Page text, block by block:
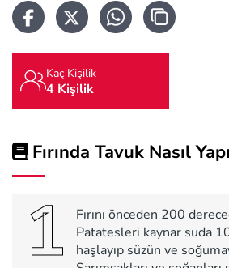
Kaç Kişilik
4 Kişilik
Fırında Tavuk Nasıl
1
Fırını önceden 200
Patatesleri kaynar suda
haşlayıp süzün ve